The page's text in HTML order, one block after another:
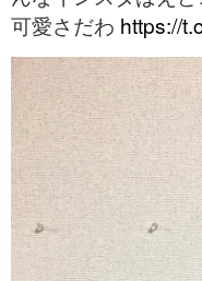
可愛さだわ https://